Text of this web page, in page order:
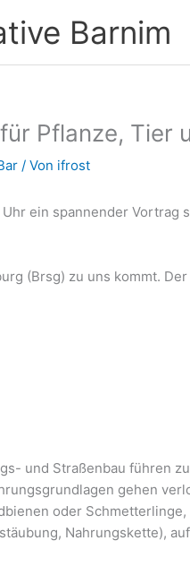
Barnim
Pflanze, Tier
/ Von ifrost
ein spannender
(Brsg) zu uns kommt.
und Straßenbau führen
gehen
oder
Nahrungskette),